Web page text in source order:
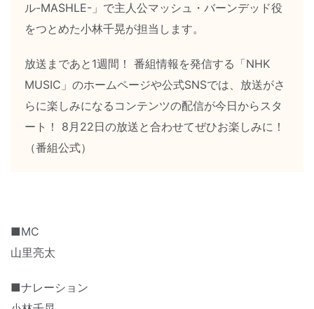
ル-MASHLE-」で主人公マッシュ・バーンデッド役
をつとめた小林千晃が担当します。
放送まであと1週間！ 番組情報を発信する「NHK
MUSIC」のホームページや公式SNSでは、放送がさ
らに楽しみになるコンテンツの配信が今日からスタ
ート！ 8月22日の放送と合わせてぜひお楽しみに！
（番組公式）
■MC
山里亮太
■ナレーション